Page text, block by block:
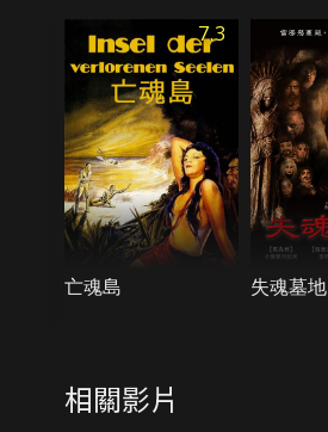
7.3
亡魂島 失魂墓地
相關影片